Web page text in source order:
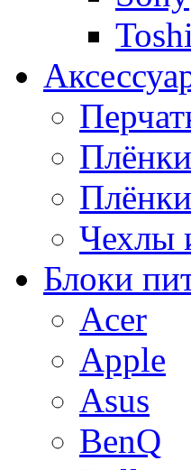
Чехлы
Блоки
Acer
Apple
Asus
BenQ